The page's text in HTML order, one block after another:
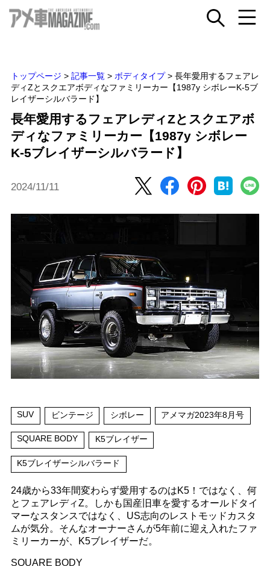
トップページ > 記事一覧 > ボディタイプ > 長年愛用するフェアレ
ディZとスクエアボディなファミリーカー【1987y シボレーK-5ブ
レイザーシルバラード】
長年愛用するフェアレディZとスクエアボ
ディなファミリーカー【1987y シボレー
K-5ブレイザーシルバラード】
2024/11/11
SUV ビンテージ シボレー アメマガ2023年8月号
SQUARE BODY K5ブレイザー
K5ブレイザーシルバラード
24歳から33年間変わらず愛用するのはK5！ではなく、何
とフェアレディZ。しかも国産旧車を愛するオールドタイ
マーなスタンスではなく、US志向のレストモッドカスタ
ムが気分。そんなオーナーさんが5年前に迎え入れたファ
ミリーカーが、K5ブレイザーだ。
SQUARE BODY